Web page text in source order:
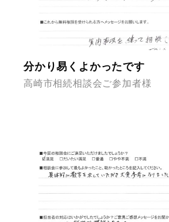
分かり易くよかったです
高崎市相続相談会ご参加者様